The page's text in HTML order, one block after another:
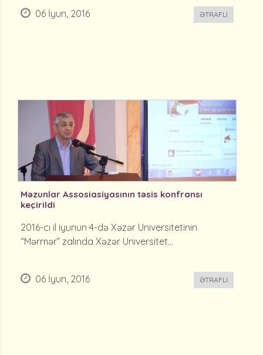
06 İyun, 2016 ƏTRAFLI
Məzunlar Assosiasiyasının təsis konfransı
keçirildi
2016-cı il iyunun 4-də Xəzər Universitetinin
“Mərmər” zalında Xəzər Universitet...
06 İyun, 2016 ƏTRAFLI